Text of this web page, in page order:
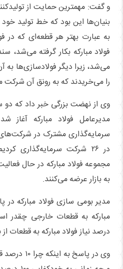
و گفت: مهمترین حمایت از
بنیان‌ها این بود که خط تولید خود
به عبارت بهتر هر قطعه‌ای که در
فولاد مبارکه بکار گرفته می‌شد،
می‌شد، زیرا دیگر فولادسازی‌ها به
را می‌خریدند که به رونق آن
وی از نهضت بزرگی خبر داد که
مدیرعامل فولاد مبارکه آغاز
سرمایه‌گذاری مشترک در
در ۲۶ شرکت سرمایه‌گذاری
مجموعه فولاد مبارکه در حال
به بازار عرضه می‌کنند.
مدیر بومی سازی فولاد مبارکه در
درصد نیاز فولاد مبارکه به قطعات
وی در پاسخ